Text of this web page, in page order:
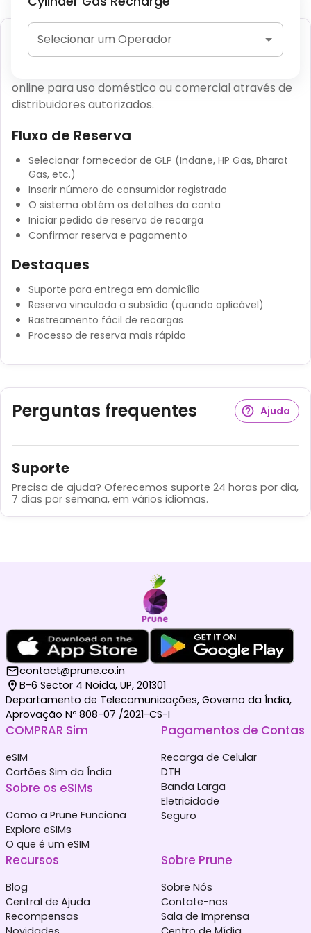
Selecionar um Operador
Reserva de Cilindro de Gás GLP
online para uso doméstico ou comercial através de
distribuidores autorizados.
Fluxo de Reserva
Selecionar fornecedor de GLP (Indane, HP Gas, Bharat
Gas, etc.)
Inserir número de consumidor registrado
O sistema obtém os detalhes da conta
Iniciar pedido de reserva de recarga
Confirmar reserva e pagamento
Destaques
Suporte para entrega em domicílio
Reserva vinculada a subsídio (quando aplicável)
Rastreamento fácil de recargas
Processo de reserva mais rápido
Perguntas frequentes Ajuda
Suporte
Precisa de ajuda? Oferecemos suporte 24 horas por dia,
7 dias por semana, em vários idiomas.
contact@prune.co.in
B-6 Sector 4 Noida, UP, 201301
Departamento de Telecomunicações, Governo da Índia,
Aprovação Nº 808-07 /2021-CS-I
COMPRAR Sim
eSIM
Cartões Sim da Índia
Sobre os eSIMs
Como a Prune Funciona
Explore eSIMs
O que é um eSIM
Pagamentos de Contas
Recarga de Celular
DTH
Banda Larga
Eletricidade
Seguro
Recursos
Blog
Central de Ajuda
Recompensas
Sobre Prune
Sobre Nós
Contate-nos
Sala de Imprensa